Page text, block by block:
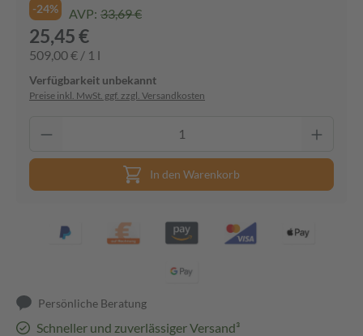
-24% AVP: 33,69 €
25,45 €
509,00 € / 1 l
Verfügbarkeit unbekannt
Preise inkl. MwSt. ggf. zzgl. Versandkosten
In den Warenkorb
Persönliche Beratung
Schneller und zuverlässiger Versand³